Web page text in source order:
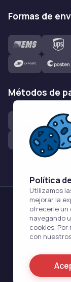
formas de
métodos de
Política
Utilizamos
mejorar la
ofrecerle
navegando
cookies.
con